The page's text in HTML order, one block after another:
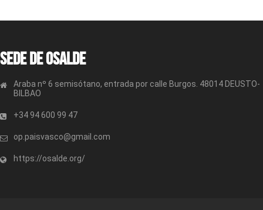
Sede de OSALDE
Araba nº 6 semisótano, entrada por calle Burgos. 48014 DEUSTO-
BILBAO
+34 94 600 99 47
op.paisvasco@gmail.com
https://osalde.org/